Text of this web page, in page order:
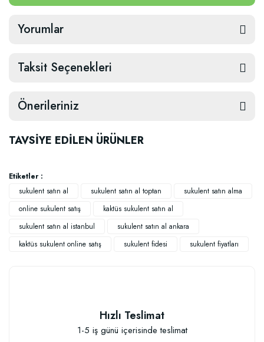
Yorumlar
Taksit Seçenekleri
Önerileriniz
TAVSİYE EDİLEN ÜRÜNLER
Özel Karışım Kaktüs Sukkulent Toprağı (2 litre)
Etiketler :
sukulent satın al
sukulent satın al toptan
sukulent satın alma
online sukulent satış
kaktüs sukulent satın al
sukulent satın al istanbul
sukulent satın al ankara
kaktüs sukulent online satış
sukulent fidesi sukulent fiyatları
Hızlı Teslimat
1-5 iş günü içerisinde teslimat